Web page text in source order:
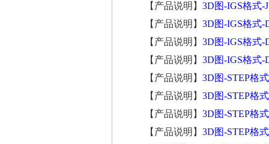
【产品说明】3D图-IGS格式-
【产品说明】3D图-IGS格式-
【产品说明】3D图-IGS格式-
【产品说明】3D图-IGS格式-
【产品说明】3D图-STEP格
【产品说明】3D图-STEP格
【产品说明】3D图-STEP格
【产品说明】3D图-STEP格